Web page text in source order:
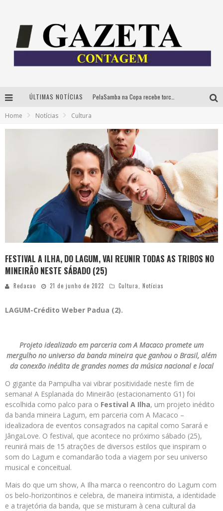
ÚLTIMAS NOTÍCIAS
Home Notícias Cultura
FESTIVAL A ILHA, DO LAGUM, VAI REUNIR TODAS AS TRIBOS NO
MINEIRÃO NESTE SÁBADO (25)
Redacao 21 de junho de 2022 Cultura, Notícias
LAGUM-Crédito Weber Padua (2).
Projeto idealizado em parceria com A Macaco promete um
mergulho no universo da banda mineira que ganhou o Brasil, além
da conexão inédita de grandes nomes da música nacional e local
O gigante da Pampulha vai vibrar positividade neste fim de
semana! A Esplanada do Mineirão (estacionamento G1) foi
escolhida como palco para o Festival A Ilha, um projeto inédito
da banda mineira Lagum, em parceria com A Macaco –
idealizadora de eventos consagrados na capital como Sarará e
JângaLove. O festival, que acontece no próximo sábado (25),
reunirá mais de 15 atrações de diversos estilos que inspiram o
som do Lagum e comandarão toda a viagem por seu universo
musical e conceitual.
Mais do que um show, A Ilha marca o reencontro do Lagum com
os belo-horizontinos e celebra, de maneira intimista, a identidade
e a trajetória da banda, que se misturam à cena cultural da